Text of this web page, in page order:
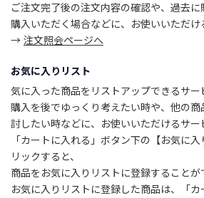
お
知
ら
・
特
集
新
着
商
品
ご注文完了後の注文内容の確認や、過去
購入いただく場合などに、お使いいただけ
→ 注文照会ページへ
お気に入りリスト
気に入った商品をリストアップできるサー
購入を後でゆっくり考えたい時や、他の
討したい時などに、お使いいただけるサー
「カートに入れる」ボタン下の【お気に
リックすると、
商品をお気に入りリストに登録することが
お気に入りリストに登録した商品は、「